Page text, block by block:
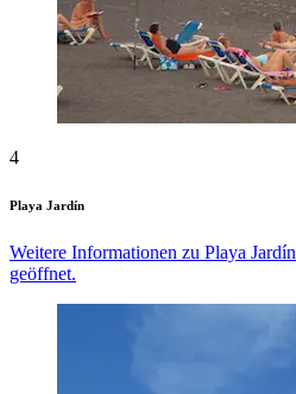
4
Playa Jardín
Weitere Informationen zu Playa
geöffnet.